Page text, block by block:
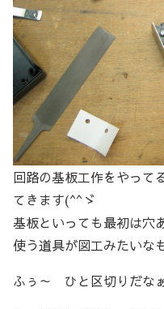
回路の基板工作をやって
てきます(^^ゞ
基板といっても最初は穴
使う道具が図工みたいな
ふぅ～ ひと区切りだな